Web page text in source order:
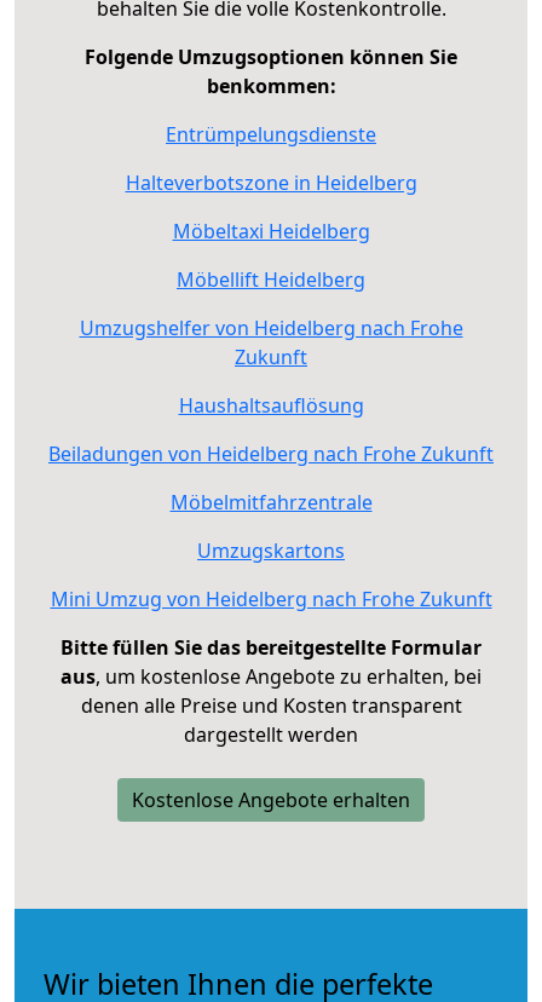
behalten Sie die volle Kostenkontrolle.
Folgende Umzugsoptionen können Sie
benkommen:
Entrümpelungsdienste
Halteverbotszone in Heidelberg
Möbeltaxi Heidelberg
Möbellift Heidelberg
Umzugshelfer von Heidelberg nach Frohe
Zukunft
Haushaltsauflösung
Beiladungen von Heidelberg nach Frohe Zukunft
Möbelmitfahrzentrale
Umzugskartons
Mini Umzug von Heidelberg nach Frohe Zukunft
Bitte füllen Sie das bereitgestellte Formular
aus, um kostenlose Angebote zu erhalten, bei
denen alle Preise und Kosten transparent
dargestellt werden
Kostenlose Angebote erhalten
Wir bieten Ihnen die perfekte